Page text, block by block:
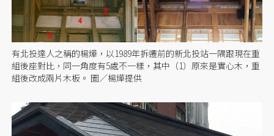
有北投達人之稱的楊燁，以1989年拆遷前的新北投站一隅跟現在重
組後座對比，同一角度有5處不一樣，其中（1）原來是實心木，重
組後改成兩片木板。 圖／楊燁提供